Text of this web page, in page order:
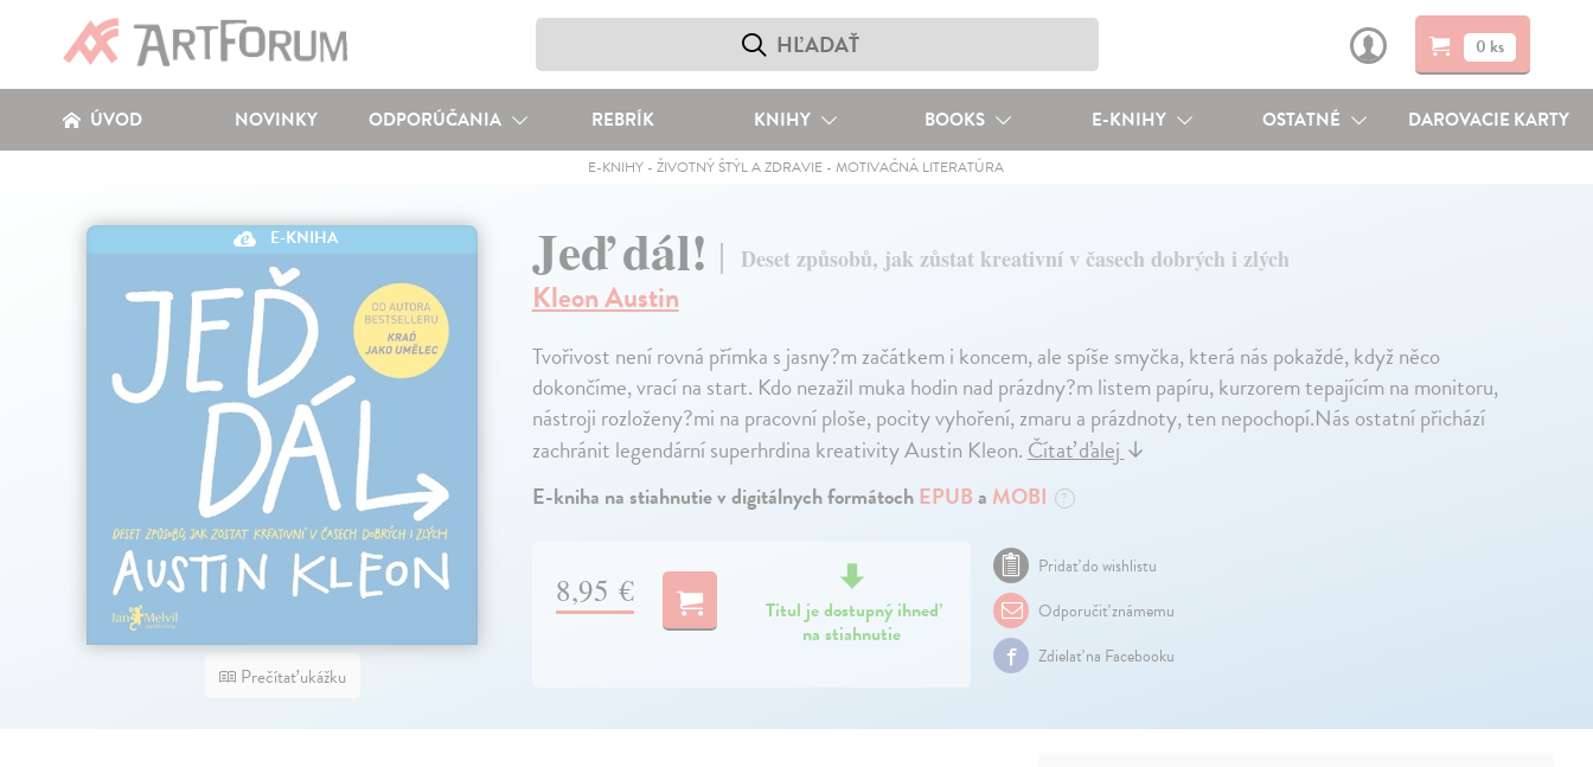
0 ks
ÚVOD NOVINKY ODPORÚČANIA REBRÍK KNIHY BOOKS E-KNIHY OSTATNÉ DAROVACIE KARTY
E-KNIHY -ŽIVOTNÝ ŠTÝL A ZDRAVIE -MOTIVAČNÁ LITERATÚRA
E-KNIHA
Prečítať ukážku
Jeď dál! Deset způsobů, jak zůstat kreativní v časech dobrých i zlých
Kleon Austin
Tvořivost není rovná přímka s jasny?m začátkem i koncem, ale spíše smyčka, která nás pokaždé, když něco
dokončíme, vrací na start. Kdo nezažil muka hodin nad prázdny?m listem papíru, kurzorem tepajícím na monitoru,
nástroji rozloženy?mi na pracovní ploše, pocity vyhoření, zmaru a prázdnoty, ten nepochopí.Nás ostatní přichází
zachránit legendární superhrdina kreativity Austin Kleon.Čítať ďalej↓
E-kniha na stiahnutie v digitálnych formátochEPUBa MOBI ?
8,95 €
Titul je dostupný ihneď
na stiahnutie
Pridať do wishlistu
Odporučiť známemu
Zdielať na Facebooku